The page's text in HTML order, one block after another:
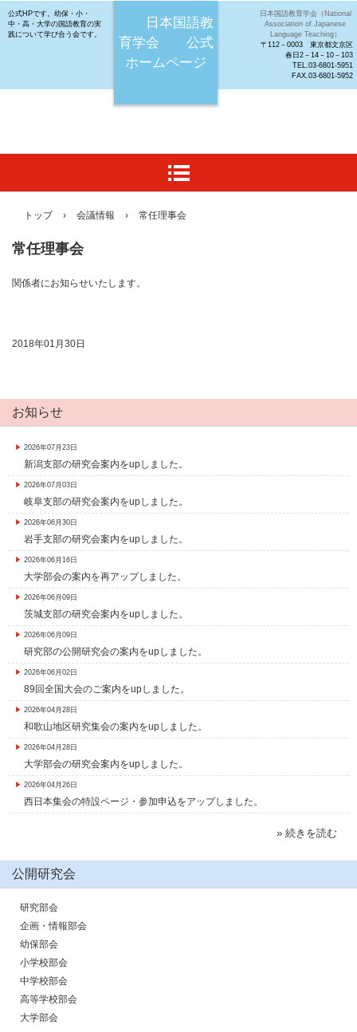
日本国語教
育学会 公式
ホームページ
公式HPです。幼保・小・
中・高・大学の国語教育の実
践について学び合う会です。
日本国語教育学会（National
Association of Japanese
Language Teaching）
〒112－0003 東京都文京区
春日2－14－10－103
TEL.03-6801-5951
FAX.03-6801-5952
トップ › 会議情報 › 常任理事会
常任理事会
関係者にお知らせいたします。
2018年01月30日
お知らせ
2026年07月23日
新潟支部の研究会案内をupしました。
2026年07月03日
岐阜支部の研究会案内をupしました。
2026年06月30日
岩手支部の研究会案内をupしました。
2026年06月16日
大学部会の案内を再アップしました。
2026年06月09日
茨城支部の研究会案内をupしました。
2026年06月09日
研究部の公開研究会の案内をupしました。
2026年06月02日
89回全国大会のご案内をupしました。
2026年04月28日
和歌山地区研究集会の案内をupしました。
2026年04月28日
大学部会の研究会案内をupしました。
2026年04月26日
西日本集会の特設ページ・参加申込をアップしました。
» 続きを読む
公開研究会
研究部会
企画・情報部会
幼保部会
小学校部会
中学校部会
高等学校部会
大学部会